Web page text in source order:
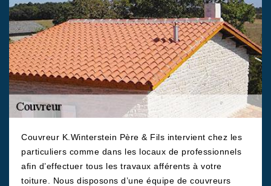
Couvreur K.Winterstein Père & Fils intervient chez les
particuliers comme dans les locaux de professionnels
afin d’effectuer tous les travaux afférents à votre
toiture. Nous disposons d’une équipe de couvreurs